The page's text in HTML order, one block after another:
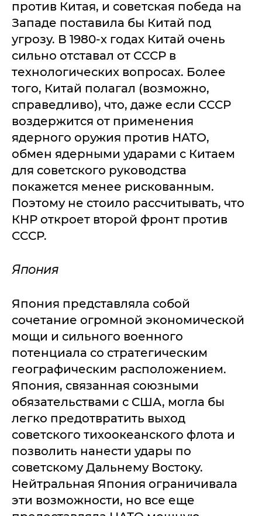
против Китая, и советская победа на
Западе поставила бы Китай под
угрозу. В 1980-х годах Китай очень
сильно отставал от СССР в
технологических вопросах. Более
того, Китай полагал (возможно,
справедливо), что, даже если СССР
воздержится от применения
ядерного оружия против НАТО,
обмен ядерными ударами с Китаем
для советского руководства
покажется менее рискованным.
Поэтому не стоило рассчитывать, что
КНР откроет второй фронт против
СССР.
Япония
Япония представляла собой
сочетание огромной экономической
мощи и сильного военного
потенциала со стратегическим
географическим расположением.
Япония, связанная союзными
обязательствами с США, могла бы
легко предотвратить выход
советского тихоокеанского флота и
позволить нанести удары по
советскому Дальнему Востоку.
Нейтральная Япония ограничивала
эти возможности, но все еще